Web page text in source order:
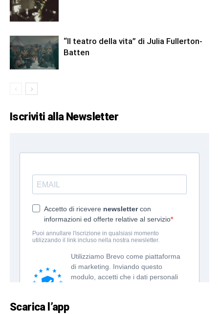
“Il teatro della vita” di Julia Fullerton-
Batten
Iscriviti alla Newsletter
Scarica l’app